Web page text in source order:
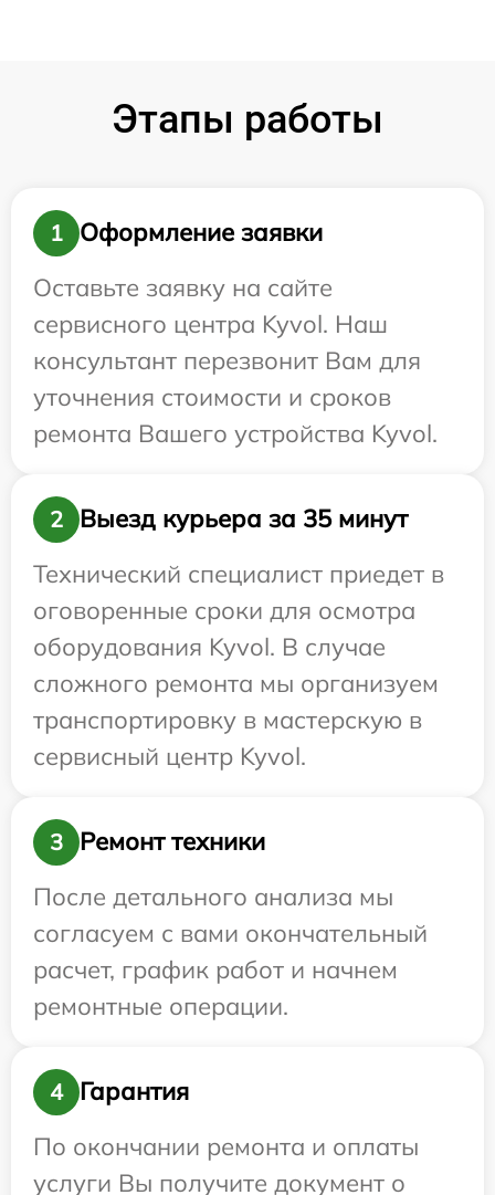
Этапы работы
1
Оформление заявки
Оставьте заявку на сайте
сервисного центра Kyvol. Наш
консультант перезвонит Вам для
уточнения стоимости и сроков
ремонта Вашего устройства Kyvol.
2
Выезд курьера за 35 минут
Технический специалист приедет в
оговоренные сроки для осмотра
оборудования Kyvol. В случае
сложного ремонта мы организуем
транспортировку в мастерскую в
сервисный центр Kyvol.
3
Ремонт техники
После детального анализа мы
согласуем с вами окончательный
расчет, график работ и начнем
ремонтные операции.
4
Гарантия
По окончании ремонта и оплаты
услуги Вы получите документ о